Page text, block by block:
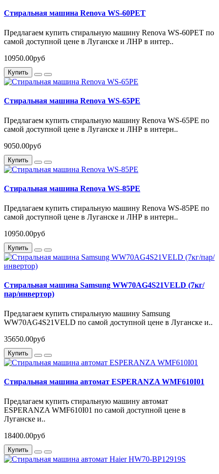
Стиральная машина Renova WS-60PET
Предлагаем купить стиральную машину Renova WS-60PET по
самой доступной цене в Луганске и ЛНР в интер..
10950.00руб
Купить
Стиральная машина Renova WS-65PE
Предлагаем купить стиральную машину Renova WS-65PE по
самой доступной цене в Луганске и ЛНР в интерн..
9050.00руб
Купить
Стиральная машина Renova WS-85PE
Предлагаем купить стиральную машину Renova WS-85PE по
самой доступной цене в Луганске и ЛНР в интерн..
10950.00руб
Купить
Стиральная машина Samsung WW70AG4S21VELD (7кг/
пар/инвертор)
Предлагаем купить стиральную машину Samsung
WW70AG4S21VELD по самой доступной цене в Луганске и..
35650.00руб
Купить
Стиральная машина автомат ESPERANZA WMF610I01
Предлагаем купить стиральную машину автомат
ESPERANZA WMF610I01 по самой доступной цене в
Луганске и..
18400.00руб
Купить